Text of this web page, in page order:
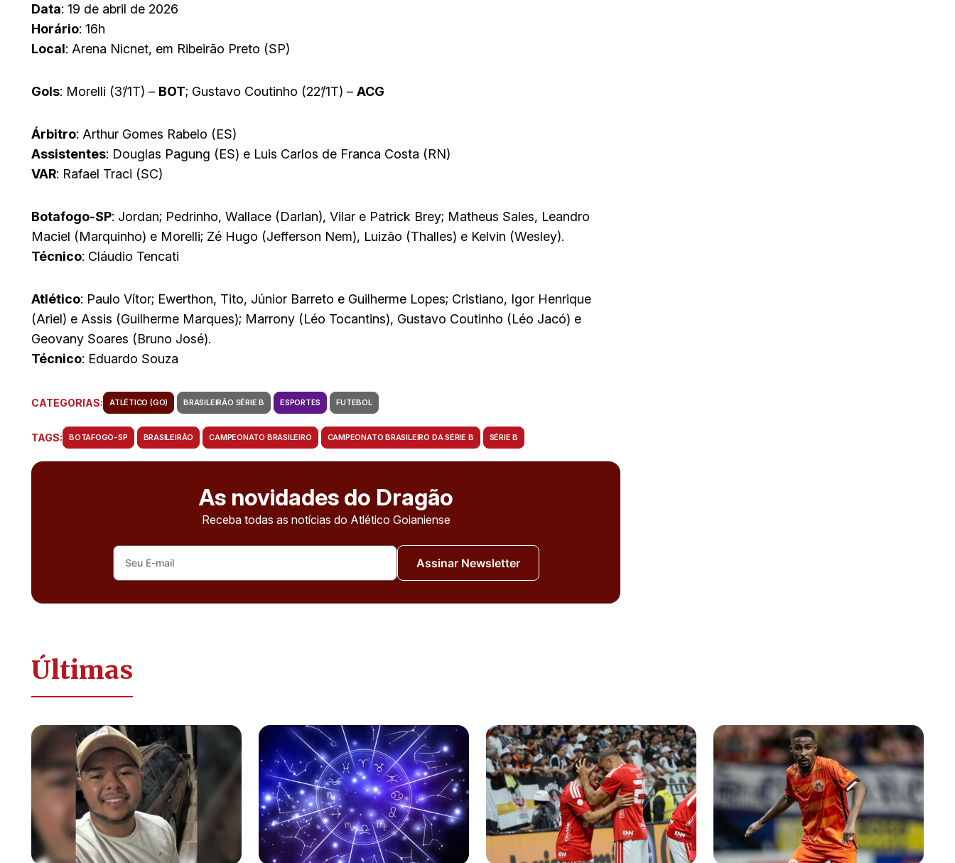
Data: 19 de abril de 2026
Horário: 16h
Local: Arena Nicnet, em Ribeirão Preto (SP)
Gols: Morelli (3’/1T) – BOT; Gustavo Coutinho (22’/1T) – ACG
Árbitro: Arthur Gomes Rabelo (ES)
Assistentes: Douglas Pagung (ES) e Luis Carlos de Franca Costa (RN)
VAR: Rafael Traci (SC)
Botafogo-SP: Jordan; Pedrinho, Wallace (Darlan), Vilar e Patrick Brey; Matheus Sales, Leandro
Maciel (Marquinho) e Morelli; Zé Hugo (Jefferson Nem), Luizão (Thalles) e Kelvin (Wesley).
Técnico: Cláudio Tencati
Atlético: Paulo Vítor; Ewerthon, Tito, Júnior Barreto e Guilherme Lopes; Cristiano, Igor Henrique
(Ariel) e Assis (Guilherme Marques); Marrony (Léo Tocantins), Gustavo Coutinho (Léo Jacó) e
Geovany Soares (Bruno José).
Técnico: Eduardo Souza
CATEGORIAS: ATLÉTICO (GO) BRASILEIRÃO SÉRIE B ESPORTES FUTEBOL
TAGS: BOTAFOGO-SP BRASILEIRÃO CAMPEONATO BRASILEIRO CAMPEONATO BRASILEIRO DA SÉRIE B SÉRIE B
As novidades do Dragão
Receba todas as notícias do Atlético Goianiense
Assinar Newsletter
Últimas